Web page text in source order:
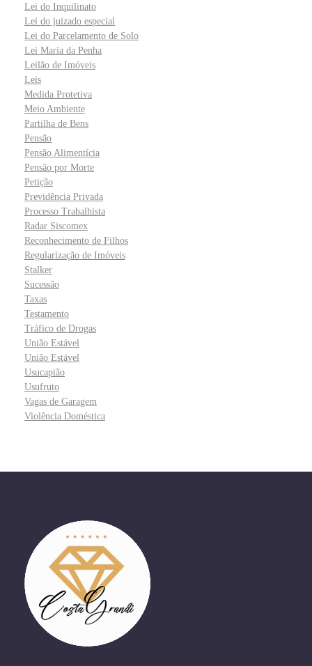
Lei do Inquilinato
Lei do juizado especial
Lei do Parcelamento de Solo
Lei Maria da Penha
Leilão de Imóveis
Leis
Medida Protetiva
Meio Ambiente
Partilha de Bens
Pensão
Pensão Alimentícia
Pensão por Morte
Petição
Previdência Privada
Processo Trabalhista
Radar Siscomex
Reconhecimento de Filhos
Regularização de Imóveis
Stalker
Sucessão
Taxas
Testamento
Tráfico de Drogas
União Estável
União Estável
Usucapião
Usufruto
Vagas de Garagem
Violência Doméstica